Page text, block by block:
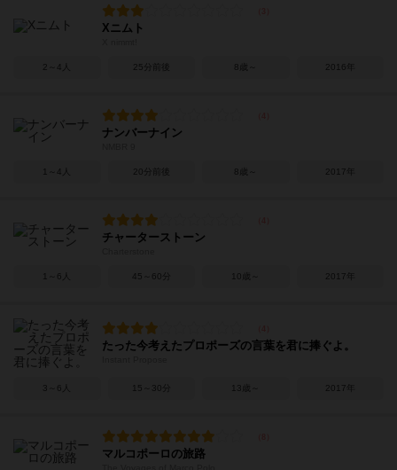
Xニムト
2～4人 25分前後 8歳～ 2016年
ナンバーナイン
1～4人 20分前後 8歳～ 2017年
チャーターストーン
1～6人 45～60分 10歳～ 2017年
たった今考えたプロポーズの言葉を君に捧ぐよ。
3～6人 15～30分 13歳～ 2017年
マルコポーロの旅路